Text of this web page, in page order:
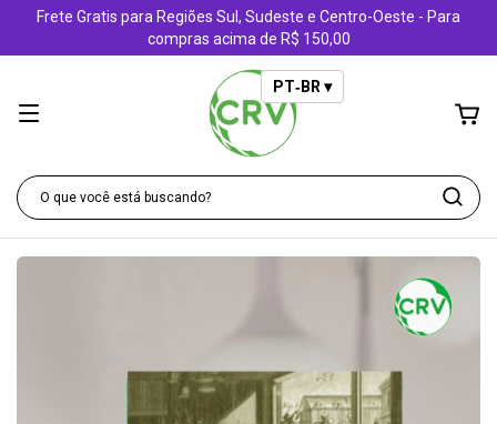
Frete Gratis para Regiões Sul, Sudeste e Centro-Oeste - Para
compras acima de R$ 150,00
PT‑BR ▾